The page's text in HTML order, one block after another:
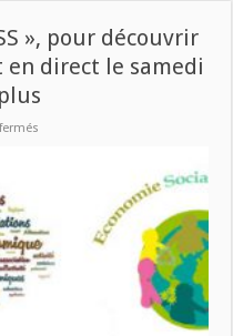
», pour découvrir
en direct le samedi
découvrir
l’«
économie
autrement